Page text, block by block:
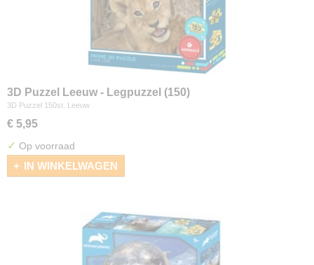
3D Puzzel Leeuw - Legpuzzel (150)
3D Puzzel 150st. Leeuw
€ 5,95
✓ Op voorraad
IN WINKELWAGEN